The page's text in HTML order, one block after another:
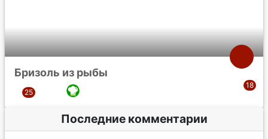
Бризоль из рыбы
Последние комментарии